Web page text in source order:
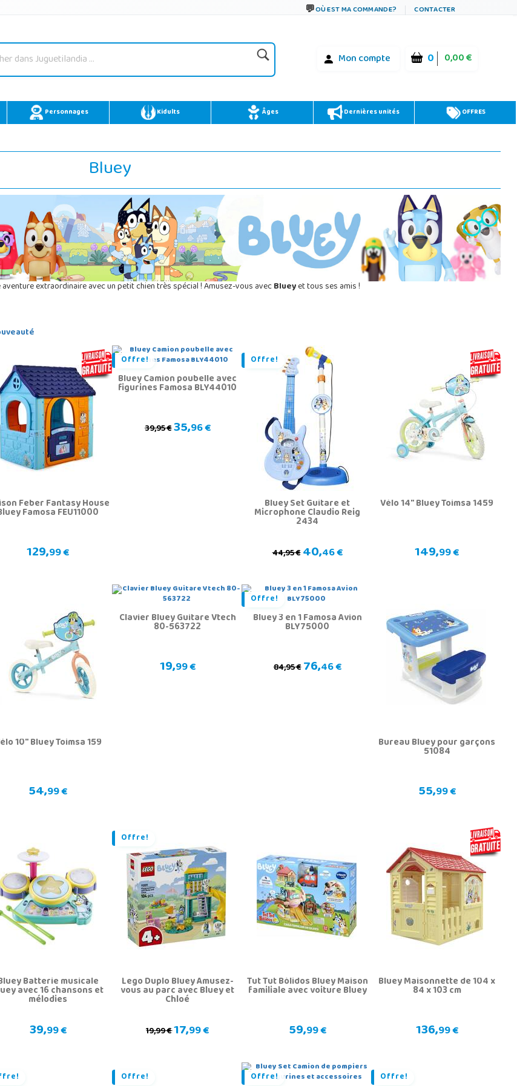
OÙ EST MA COMMANDE? CONTACTER
Mon compte 0 0,00 €
Personnages Kidults Âges Dernières unités OFFRES
Bluey
extraordinaire avec un petit chien très spécial ! Amusez-vous avecBlueyet tous ses amis !
Feber Fantasy House
Famosa FEU11000
129,99 €
Offre!
Bluey Camion poubelle avec
figurines Famosa BLY44010
39,95 €35,96 €
Offre!
Bluey Set Guitare et
Microphone Claudio Reig
2434
44,95 €40,46 €
Vélo 14" Bluey Toimsa 1459
149,99 €
10" Bluey Toimsa 159
54,99 €
Clavier Bluey Guitare Vtech
80-563722
19,99 €
Offre!
Bluey 3 en 1 Famosa Avion
BLY75000
84,95 €76,46 €
Bureau Bluey pour garçons
51084
55,99 €
Batterie musicale
avec 16 chansons et
mélodies
39,99 €
Offre!
Lego Duplo Bluey Amusez-
vous au parc avec Bluey et
Chloé
19,99 €17,99 €
Tut Tut Bólidos Bluey Maison
familiale avec voiture Bluey
59,99 €
Bluey Maisonnette de 104 x
84 x 103 cm
136,99 €
Offre! Offre! Offre!